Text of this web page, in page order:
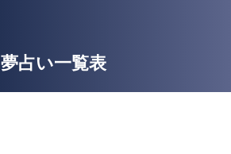
夢占い一覧表